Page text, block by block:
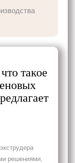
такое
решениями,